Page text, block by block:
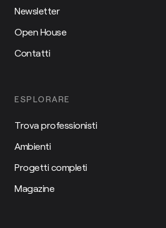
Newsletter
Open House
Contatti
ESPLORARE
Trova professionisti
Ambienti
Progetti completi
Magazine